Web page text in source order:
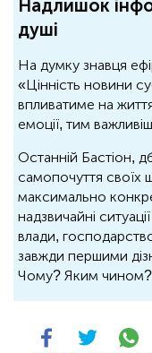
Надлишок
душі
На думку знавця
«Цінність новини
впливатиме на
емоції, тим
Останній Бастіон,
самопочуття своїх
максимально
надзвичайні ситуації
влади,
завжди першими
Чому? Яким чином?